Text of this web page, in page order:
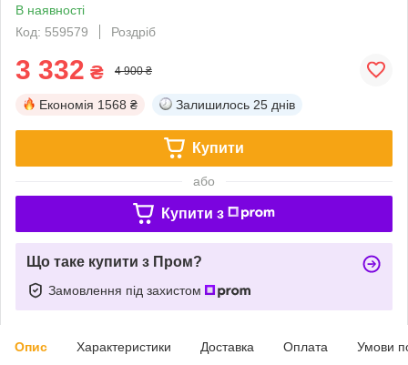
В наявності
Код: 559579
Роздріб
3 332 ₴ 4 900 ₴
Економія 1568 ₴ Залишилось 25 днів
Купити
або
Купити з
Що таке купити з Пром?
Замовлення під захистом
Опис Характеристики Доставка Оплата Умови